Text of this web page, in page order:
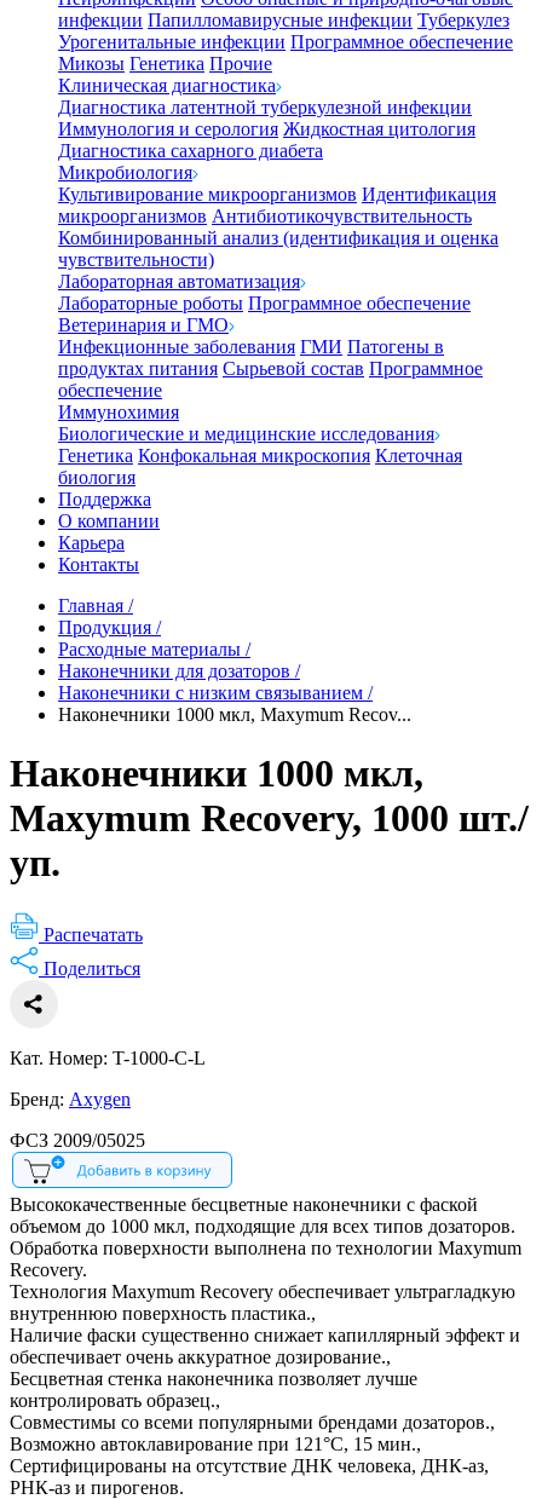
инфекции Папилломавирусные инфекции Туберкулез
Урогенитальные инфекции Программное обеспечение
Микозы Генетика Прочие
Клиническая диагностика
Диагностика латентной туберкулезной инфекции
Иммунология и серология Жидкостная цитология
Диагностика сахарного диабета
Микробиология
Культивирование микроорганизмов Идентификация
микроорганизмов Антибиотикочувствительность
Комбинированный анализ (идентификация и оценка
чувствительности)
Лабораторная автоматизация
Лабораторные роботы Программное обеспечение
Ветеринария и ГМО
Инфекционные заболевания ГМИ Патогены в
продуктах питания Сырьевой состав Программное
обеспечение
Иммунохимия
Биологические и медицинские исследования
Генетика Конфокальная микроскопия Клеточная
биология
Поддержка
О компании
Карьера
Контакты
Главная /
Продукция /
Расходные материалы /
Наконечники для дозаторов /
Наконечники с низким связыванием /
Наконечники 1000 мкл, Maxymum Recov...
Наконечники 1000 мкл,
Maxymum Recovery, 1000 шт./
уп.
Распечатать
Поделиться
Кат. Номер: T-1000-C-L
Бренд: Axygen
ФСЗ 2009/05025
Высококачественные бесцветные наконечники с фаской
объемом до 1000 мкл, подходящие для всех типов дозаторов.
Обработка поверхности выполнена по технологии Maxymum
Recovery.
Технология Maxymum Recovery обеспечивает ультрагладкую
внутреннюю поверхность пластика.,
Наличие фаски существенно снижает капиллярный эффект и
обеспечивает очень аккуратное дозирование.,
Бесцветная стенка наконечника позволяет лучше
контролировать образец.,
Совместимы со всеми популярными брендами дозаторов.,
Возможно автоклавирование при 121°С, 15 мин.,
Сертифицированы на отсутствие ДНК человека, ДНК-аз,
РНК-аз и пирогенов.